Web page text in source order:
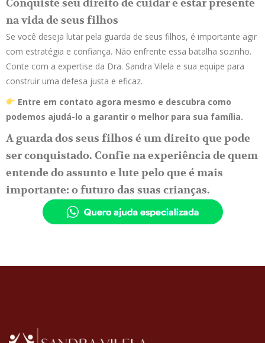
Conquiste seu direito de cuidar e estar presente
na vida de seus filhos
Se você deseja lutar pela guarda de seus filhos, é importante agir
com estratégia e confiança. Não enfrente essa batalha sozinho.
Conte com a expertise da Dra. Sandra Vilela e sua equipe para
construir uma defesa justa e eficaz.
Entre em contato agora mesmo e descubra como
podemos ajudá-lo a garantir o melhor para sua família.
A guarda dos seus filhos é um direito que pode
ser conquistado. Confie na experiência de quem
entende do assunto e lute pelo que é mais
importante: o futuro das suas crianças.